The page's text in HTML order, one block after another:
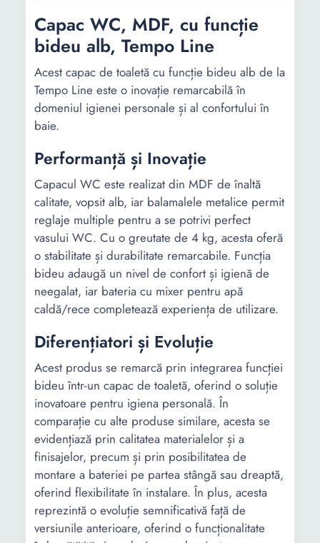
Capac WC, MDF, cu funcție
bideu alb, Tempo Line
Acest capac de toaletă cu funcție bideu alb de la
Tempo Line este o inovație remarcabilă în
domeniul igienei personale și al confortului în
baie.
Performanță și Inovație
Capacul WC este realizat din MDF de înaltă
calitate, vopsit alb, iar balamalele metalice permit
reglaje multiple pentru a se potrivi perfect
vasului WC. Cu o greutate de 4 kg, acesta oferă
o stabilitate și durabilitate remarcabile. Funcția
bideu adaugă un nivel de confort și igienă de
neegalat, iar bateria cu mixer pentru apă
caldă/rece completează experiența de utilizare.
Diferențiatori și Evoluție
Acest produs se remarcă prin integrarea funcției
bideu într-un capac de toaletă, oferind o soluție
inovatoare pentru igiena personală. În
comparație cu alte produse similare, acesta se
evidențiază prin calitatea materialelor și a
finisajelor, precum și prin posibilitatea de
montare a bateriei pe partea stângă sau dreaptă,
oferind flexibilitate în instalare. În plus, acesta
reprezintă o evoluție semnificativă față de
versiunile anterioare, oferind o funcționalitate